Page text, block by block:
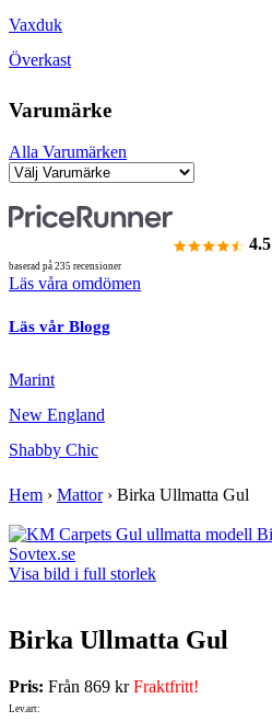
Vaxduk
Överkast
Varumärke
Alla Varumärken
4.5
baserad på 235 recensioner
Läs våra omdömen
Läs vår Blogg
Marint
New England
Shabby Chic
Hem › Mattor› Birka Ullmatta Gul
Visa bild i full storlek
Birka Ullmatta Gul
Pris: Från 869 krFraktfritt!
Lev.art: